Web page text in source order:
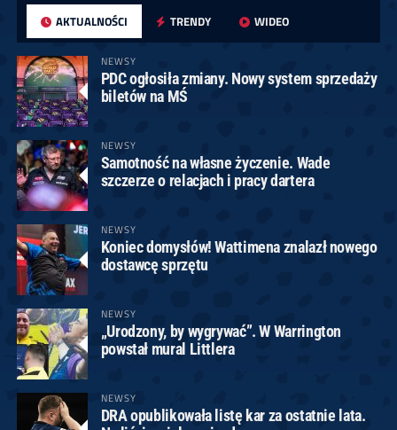
AKTUALNOŚCI TRENDY WIDEO
NEWSY
PDC ogłosiła zmiany. Nowy system sprzedaży
biletów na MŚ
NEWSY
Samotność na własne życzenie. Wade
szczerze o relacjach i pracy dartera
NEWSY
Koniec domysłów! Wattimena znalazł nowego
dostawcę sprzętu
NEWSY
„Urodzony, by wygrywać”. W Warrington
powstał mural Littlera
NEWSY
DRA opublikowała listę kar za ostatnie lata.